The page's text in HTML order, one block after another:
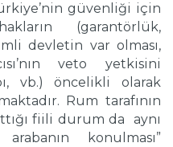
güvenliği için
(garantörlük,
devletin var olması,
veto yetkisini
vb.) öncelikli olarak
Rum tarafının
fiili durum da aynı
konulması”